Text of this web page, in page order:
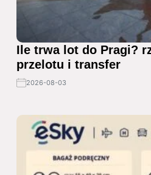
Ile trwa lot do Pragi?
przelotu i transfer
2026-08-03